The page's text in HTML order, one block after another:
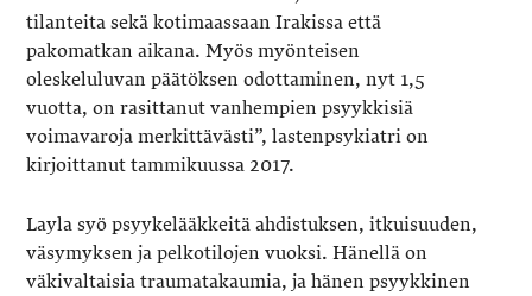
tilanteita sekä kotimaassaan Irakissa että
pakomatkan aikana. Myös myönteisen
oleskeluluvan päätöksen odottaminen, nyt 1,5
vuotta, on rasittanut vanhempien psyykkisiä
voimavaroja merkittävästi”, lastenpsykiatri on
kirjoittanut tammikuussa 2017.
Layla syö psyykelääkkeitä ahdistuksen, itkuisuuden,
väsymyksen ja pelkotilojen vuoksi. Hänellä on
väkivaltaisia traumatakaumia, ja hänen psyykkinen